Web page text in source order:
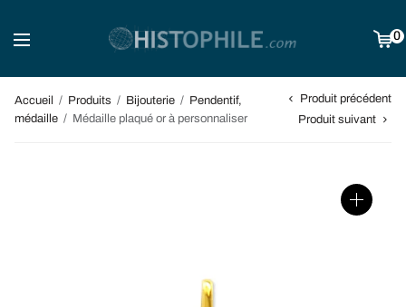
0
Accueil / Produits / Bijouterie / Pendentif,
médaille / Médaille plaqué or à personnaliser
Produit précédent
Produit suivant